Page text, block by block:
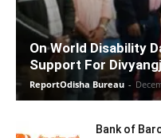
On World Disability
Support For
ReportOdisha Bureau -
Bank of